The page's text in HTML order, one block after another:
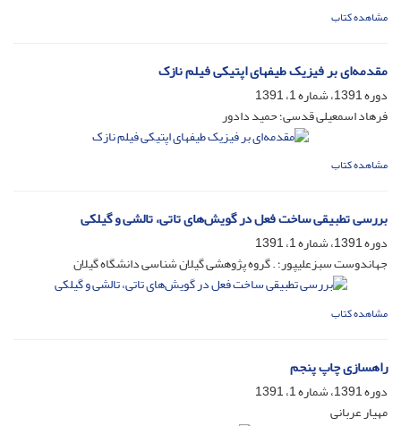
مشاهده کتاب
مقدمه‌ای بر فیزیک طیفهای اپتیکی فیلم نازک
دوره 1391، شماره 1، 1391
فرهاد اسمعیلی قدسی؛ حمید دادور
مشاهده کتاب
بررسی تطبیقی ساخت فعل در گویش‌های تاتی، تالشی و گیلکی
دوره 1391، شماره 1، 1391
جهاندوست سبزعلیپور؛ . گروه پژوهشی گیلان شناسی دانشگاه گیلان
مشاهده کتاب
راهسازی چاپ پنجم
دوره 1391، شماره 1، 1391
مهیار عربانی